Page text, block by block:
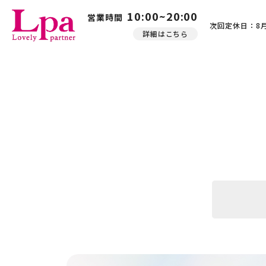
営業時間 10:00~20:00
詳細はこちら
次回定休日：8